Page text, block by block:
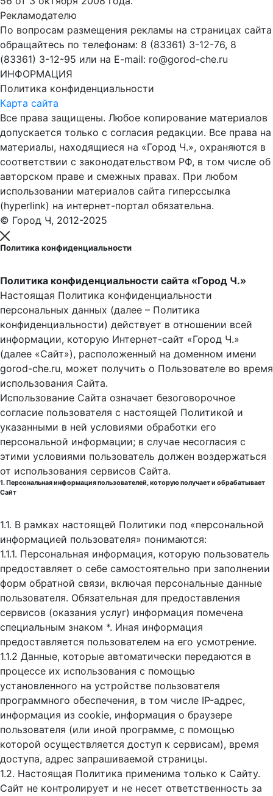
Рекламодателю
По вопросам размещения рекламы на страницах сайта
обращайтесь по телефонам: 8 (83361) 3-12-76, 8
(83361) 3-12-95 или на E-mail: ro@gorod-che.ru
ИНФОРМАЦИЯ
Политика конфиденциальности
Карта сайта
Все права защищены. Любое копирование материалов
допускается только с согласия редакции. Все права на
материалы, находящиеся на «Город Ч.», охраняются в
соответствии с законодательством РФ, в том числе об
авторском праве и смежных правах. При любом
использовании материалов сайта гиперссылка
(hyperlink) на интернет-портал обязательна.
© Город Ч, 2012-2025
Политика конфиденциальности
Политика конфиденциальности сайта «Город Ч.»
Настоящая Политика конфиденциальности
персональных данных (далее – Политика
конфиденциальности) действует в отношении всей
информации, которую Интернет-сайт «Город Ч.»
(далее «Сайт»), расположенный на доменном имени
gorod-che.ru, может получить о Пользователе во время
использования Cайта.
Использование Сайта означает безоговорочное
согласие пользователя с настоящей Политикой и
указанными в ней условиями обработки его
персональной информации; в случае несогласия с
этими условиями пользователь должен воздержаться
от использования сервисов Сайта.
1. Персональная информация пользователей, которую получает и обрабатывает
Сайт
1.1. В рамках настоящей Политики под «персональной
информацией пользователя» понимаются:
1.1.1. Персональная информация, которую пользователь
предоставляет о себе самостоятельно при заполнении
форм обратной связи, включая персональные данные
пользователя. Обязательная для предоставления
сервисов (оказания услуг) информация помечена
специальным знаком *. Иная информация
предоставляется пользователем на его усмотрение.
1.1.2 Данные, которые автоматически передаются в
процессе их использования с помощью
установленного на устройстве пользователя
программного обеспечения, в том числе IP-адрес,
информация из cookie, информация о браузере
пользователя (или иной программе, с помощью
которой осуществляется доступ к cервисам), время
доступа, адрес запрашиваемой страницы.
1.2. Настоящая Политика применима только к Сайту.
Сайт не контролирует и не несет ответственность за